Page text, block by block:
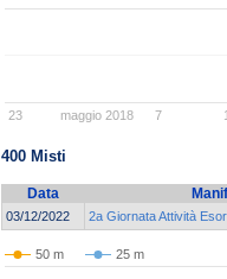
maggio 2018
23 7
400 Misti
Data
03/12/2022 2a Giornata Attività
50 m 25 m